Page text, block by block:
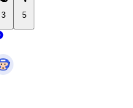
3 5